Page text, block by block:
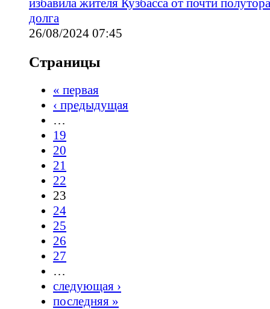
избавила жителя Кузбасса от почти
долга
26/08/2024 07:45
Страницы
« первая
‹ предыдущая
…
19
20
21
22
23
24
25
26
27
…
следующая ›
последняя »